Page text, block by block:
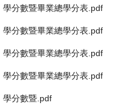
分數暨畢業總學分表.pdf
分數暨畢業總學分表.pdf
分數暨畢業總學分表.pdf
分數暨畢業總學分表.pdf
學分數暨.pdf